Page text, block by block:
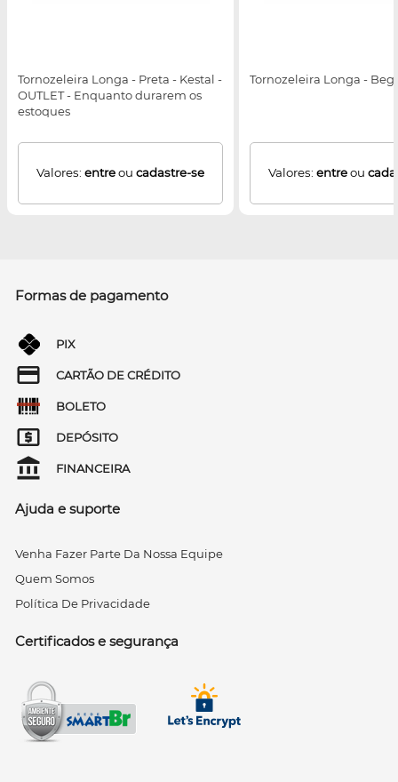
Tornozeleira Longa - Preta - Kestal -
OUTLET - Enquanto durarem os
estoques
Valores: entreou cadastre-se
Tornozeleira Longa -
Valores: entreou
Formas de pagamento
PIX
CARTÃO DE CRÉDITO
BOLETO
DEPÓSITO
FINANCEIRA
Ajuda e suporte
Venha Fazer Parte Da Nossa Equipe
Quem Somos
Política De Privacidade
Certificados e segurança